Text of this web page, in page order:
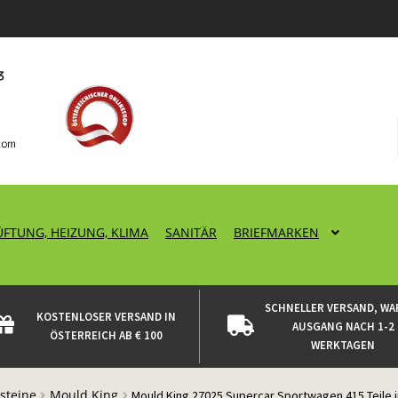
HEIZUNG, KLIMA SANITÄR BRIEFMARKEN
KOSTENLOSER VERSAND IN
ÖSTERREICH AB € 100
SCHNELLER VERSAND,
AUSGANG NACH 1-2
WERKTAGEN